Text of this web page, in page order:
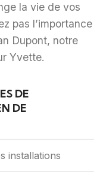
la vie de vos
pas l’importance
Dupont, notre
Yvette.
DE
DE
installations